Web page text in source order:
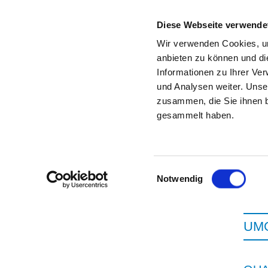
Diese Webseite
Wir verwenden Cookies,
anbieten zu können und
Informationen zu Ihrer
und Analysen weiter.
zusammen, die Sie ihnen
gesammelt haben.
Einwilligungsauswahl
Notwendig
Zur Krankenhaus-Startseite